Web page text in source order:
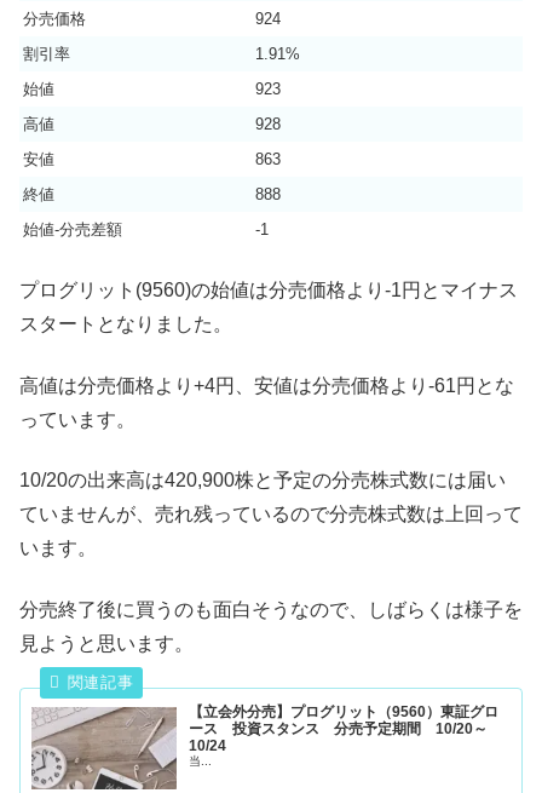
分売価格
924
割引率
1.91%
始値
923
高値
928
安値
863
終値
888
始値-分売差額
-1
プログリット(9560)の始値は分売価格より-1円とマイナス
スタートとなりました。
高値は分売価格より+4円、安値は分売価格より-61円とな
っています。
10/20の出来高は420,900株と予定の分売株式数には届い
ていませんが、売れ残っているので分売株式数は上回って
います。
分売終了後に買うのも面白そうなので、しばらくは様子を
見ようと思います。
【立会外分売】プログリット（9560）東証グロ
ース 投資スタンス 分売予定期間 10/20～
10/24
当...